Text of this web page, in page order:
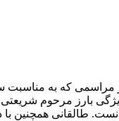
طالقانی در ۲۶
تفسیر آیه ۱۱ سورۀ رعد،
طالقانی همچنین با